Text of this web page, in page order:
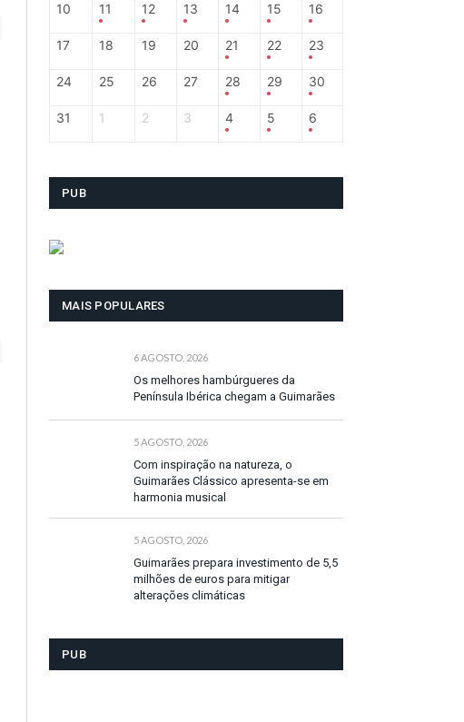
10 11 12 13 14 15 16
17 18 19 20 21 22 23
24 25 26 27 28 29 30
31 1 2 3 4 5 6
PUB
MAIS POPULARES
6 AGOSTO, 2026
Os melhores hambúrgueres da
Península Ibérica chegam a Guimarães
5 AGOSTO, 2026
Com inspiração na natureza, o
Guimarães Clássico apresenta-se em
harmonia musical
5 AGOSTO, 2026
Guimarães prepara investimento de 5,5
milhões de euros para mitigar
alterações climáticas
PUB